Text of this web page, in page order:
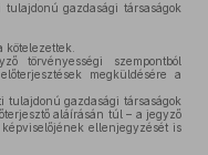
gazdasági társaságok
törvényességi szempontból
megküldésére a
tulajdonú gazdasági társaságok
aláírásán túl – a jegyző
ellenjegyzését is